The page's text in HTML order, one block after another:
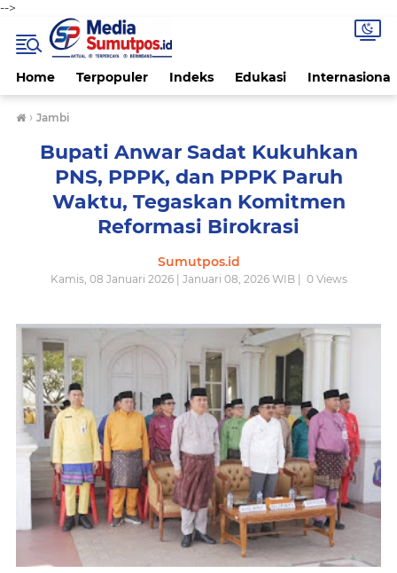
-->
Home Terpopuler Indeks Edukasi Internasional
› Jambi
Bupati Anwar Sadat Kukuhkan
PNS, PPPK, dan PPPK Paruh
Waktu, Tegaskan Komitmen
Reformasi Birokrasi
Sumutpos.id
Kamis, 08 Januari 2026 | Januari 08, 2026 WIB | 0Views